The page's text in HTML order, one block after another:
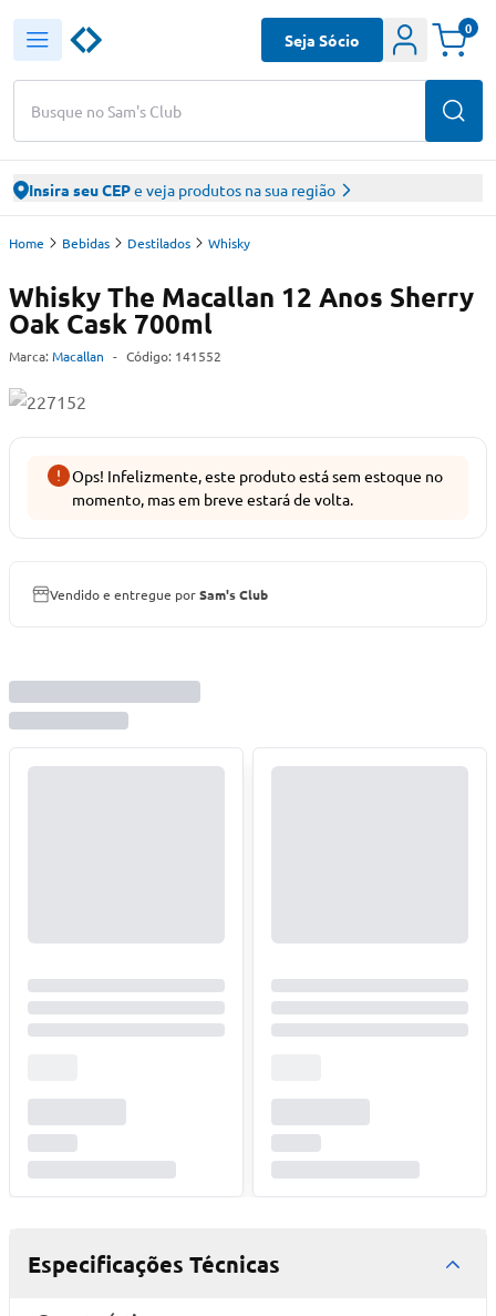
Busque no Sam's Club
Seja Sócio
0
Insira seu CEPe veja produtos na sua região
Home Bebidas Destilados Whisky
Whisky The Macallan 12 Anos Sherry
Oak Cask 700ml
Marca: Macallan - Código: 141552
Ops! Infelizmente, este produto está sem estoque no
momento, mas em breve estará de volta.
Vendido e entregue porSam's Club
Especificações Técnicas